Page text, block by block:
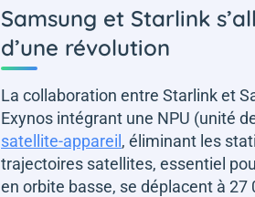
Samsung et Starlink
d’une révolution
La collaboration entre Starlink et
Exynos intégrant une NPU (unité
satellite-appareil, éliminant les
trajectoires satellites, essentiel
en orbite basse, se déplacent à